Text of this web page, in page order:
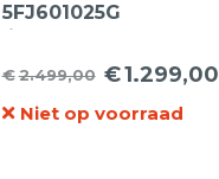
5FJ601025G
lichtmetalen velgen
19inch met Hankook
Sealguard
zomerbanden
€2.499,00
Oorspronkelijke
prijs
€1.299,00
Huidige
prijs
Niet op voorraad